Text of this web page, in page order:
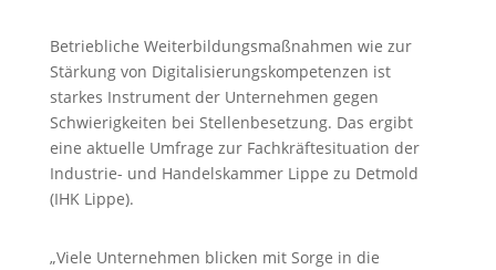
Betriebliche Weiterbildungsmaßnahmen wie zur
Stärkung von Digitalisierungskompetenzen ist
starkes Instrument der Unternehmen gegen
Schwierigkeiten bei Stellenbesetzung. Das ergibt
eine aktuelle Umfrage zur Fachkräftesituation der
Industrie- und Handelskammer Lippe zu Detmold
(IHK Lippe).
„Viele Unternehmen blicken mit Sorge in die